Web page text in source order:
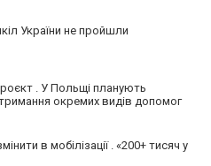
України не пройшли
. У Польщі планують
окремих видів допомог
в мобілізації . «200+ тисяч у